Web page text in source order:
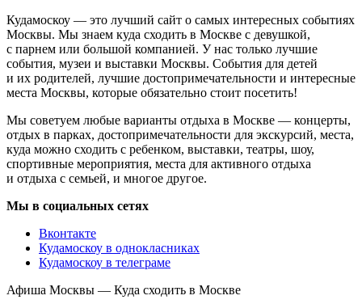
Кудамоскоу — это лучший сайт о самых интересных событиях
Москвы. Мы знаем куда сходить в Москве с девушкой,
с парнем или большой компанией. У нас только лучшие
события, музеи и выставки Москвы. События для детей
и их родителей, лучшие достопримечательности и интересные
места Москвы, которые обязательно стоит посетить!
Мы советуем любые варианты отдыха в Москве — концерты,
отдых в парках, достопримечательности для экскурсий, места,
куда можно сходить с ребенком, выставки, театры, шоу,
спортивные мероприятия, места для активного отдыха
и отдыха с семьей, и многое другое.
Мы в социальных сетях
Вконтакте
Кудамоскоу в однокласниках
Кудамоскоу в телеграме
Афиша Москвы — Куда сходить в Москве